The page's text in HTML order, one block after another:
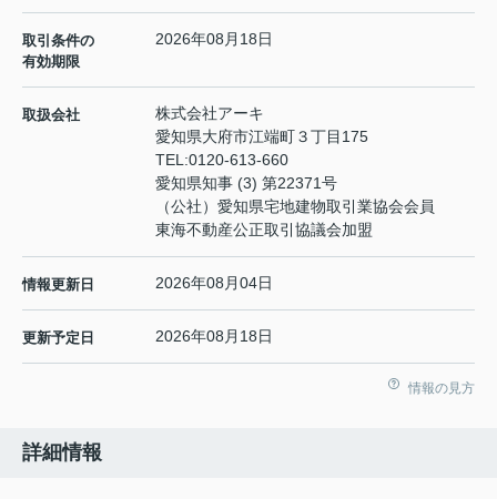
取引条件の
有効期限
2026年08月18日
取扱会社
株式会社アーキ
愛知県大府市江端町３丁目175
TEL:0120-613-660
愛知県知事 (3) 第22371号
（公社）愛知県宅地建物取引業協会会員
東海不動産公正取引協議会加盟
情報更新日 2026年08月04日
更新予定日 2026年08月18日
情報の見方
詳細情報